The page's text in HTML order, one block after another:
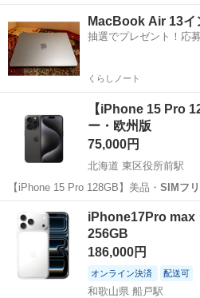
iPhone SE（第2世代） ・カラー :レッ
ン: ios26.5 ・SIMロック：なし（SIMフ
携
MacBook Air 13
抽選でプレゼント！応
くらしノート
【iPhone 15 Pro
ー・欧州版
75,000円
北海道 東区役所前駅
【iPhone 15 Pro 128GB】美品・ SIMフ
麗な状態で、画面・背面ともに目立つ傷はありま
量：128GB ・
SIMフリー・欧州版 ・
北海道 札幌市 東区役所前駅
iPhone17Pro max
256GB
186,000円
オンライン決済 配送可
和歌山県 船戸駅